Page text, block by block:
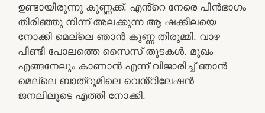
ഉണ്ടായിരുന്നു കുണ്ണക്ക്. എൻ്റെ നേരെ പിൻഭാഗം
തിരിഞ്ഞു നിന്ന് അലക്കുന്ന ആ ഷക്കീലയെ
നോക്കി മെല്ലെ ഞാൻ കുണ്ണ തിരുമ്മി. വാഴ
പിണ്ടി പോലത്തെ സൈസ് തുടകൾ. മുഖം
എങ്ങനേലും കാണാൻ എന്ന് വിജാരിച്ച് ഞാൻ
മെല്ലെ ബാത്റൂമിലെ വെൻ്റിലേഷൻ
ജനലിലൂടെ എത്തി നോക്കി.